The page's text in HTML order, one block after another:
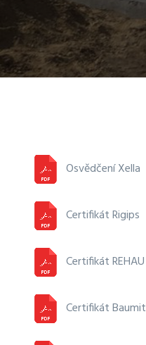
Osvědčení Xella
Certifikát Rigips
Certifikát REHAU
Certifikát Baumit